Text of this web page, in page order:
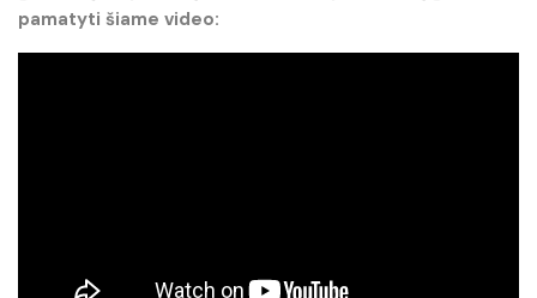
pamatyti šiame video: